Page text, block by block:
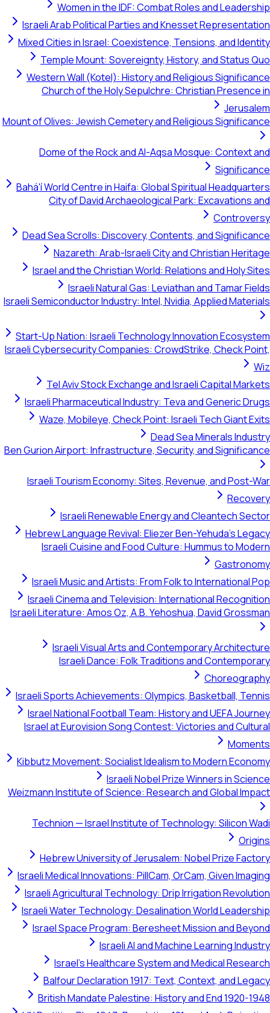
Women in the IDF: Combat Roles and Leadership
Israeli Arab Political Parties and Knesset Representation
Mixed Cities in Israel: Coexistence, Tensions, and Identity
Temple Mount: Sovereignty, History, and Status Quo
Western Wall (Kotel): History and Religious Significance
Church of the Holy Sepulchre: Christian Presence in
Jerusalem
Mount of Olives: Jewish Cemetery and Religious Significance
Dome of the Rock and Al-Aqsa Mosque: Context and
Significance
Bahá'í World Centre in Haifa: Global Spiritual Headquarters
City of David Archaeological Park: Excavations and
Controversy
Dead Sea Scrolls: Discovery, Contents, and Significance
Nazareth: Arab-Israeli City and Christian Heritage
Israel and the Christian World: Relations and Holy Sites
Israeli Natural Gas: Leviathan and Tamar Fields
Israeli Semiconductor Industry: Intel, Nvidia, Applied Materials
Start-Up Nation: Israeli Technology Innovation Ecosystem
Israeli Cybersecurity Companies: CrowdStrike, Check Point,
Wiz
Tel Aviv Stock Exchange and Israeli Capital Markets
Israeli Pharmaceutical Industry: Teva and Generic Drugs
Waze, Mobileye, Check Point: Israeli Tech Giant Exits
Dead Sea Minerals Industry
Ben Gurion Airport: Infrastructure, Security, and Significance
Israeli Tourism Economy: Sites, Revenue, and Post-War
Recovery
Israeli Renewable Energy and Cleantech Sector
Hebrew Language Revival: Eliezer Ben-Yehuda's Legacy
Israeli Cuisine and Food Culture: Hummus to Modern
Gastronomy
Israeli Music and Artists: From Folk to International Pop
Israeli Cinema and Television: International Recognition
Israeli Literature: Amos Oz, A.B. Yehoshua, David Grossman
Israeli Visual Arts and Contemporary Architecture
Israeli Dance: Folk Traditions and Contemporary
Choreography
Israeli Sports Achievements: Olympics, Basketball, Tennis
Israel National Football Team: History and UEFA Journey
Israel at Eurovision Song Contest: Victories and Cultural
Moments
Kibbutz Movement: Socialist Idealism to Modern Economy
Israeli Nobel Prize Winners in Science
Weizmann Institute of Science: Research and Global Impact
Technion — Israel Institute of Technology: Silicon Wadi
Origins
Hebrew University of Jerusalem: Nobel Prize Factory
Israeli Medical Innovations: PillCam, OrCam, Given Imaging
Israeli Agricultural Technology: Drip Irrigation Revolution
Israeli Water Technology: Desalination World Leadership
Israel Space Program: Beresheet Mission and Beyond
Israeli AI and Machine Learning Industry
Israel's Healthcare System and Medical Research
Balfour Declaration 1917: Text, Context, and Legacy
British Mandate Palestine: History and End 1920-1948